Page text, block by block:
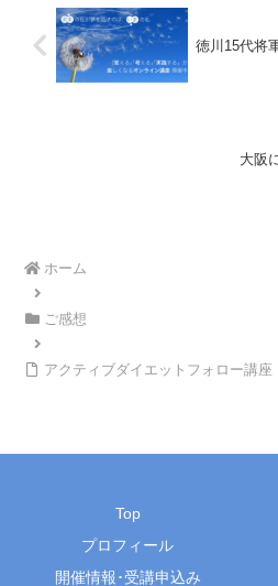
徳川15代将
大阪
ホーム
ご感想
アクティブダイエットフォロー講座
Top
プロフィール
開催情報･受講申込み